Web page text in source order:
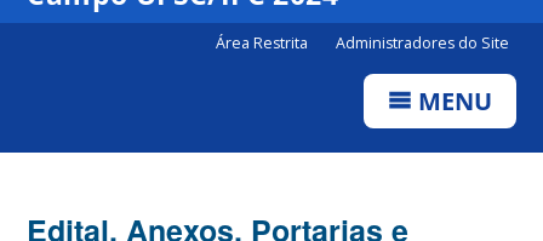
Área Restrita Administradores do Site
MENU
Edital, Anexos, Portarias e